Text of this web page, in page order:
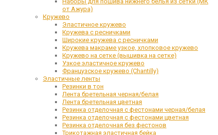
от Ажура)
Кружево
Эластичное кружево
Кружева с ресничками
Широкие кружева с ресничками
Кружева макраме узкое, хлопковое кружево
Кружево на сетке (вышивка на сетке)
Узкое эластичное кружево
Французское кружево (Chantilly)
Эластичные ленты
Резинки в тон
Лента бретельная черная/белая
Лента бретельная цветная
Резинка отделочная с фестонами черная/белая
Резинка отделочная с фестонами цветная
Резинка отделочная без фестонов
Трикотажная эластичная бейка